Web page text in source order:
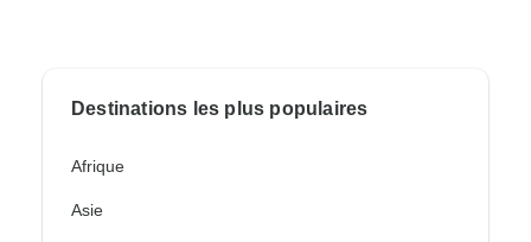
Destinations les plus populaires
Afrique
Asie